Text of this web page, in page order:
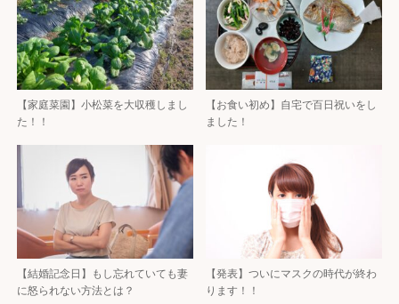
【家庭菜園】小松菜を大収穫しまし
た！！
【お食い初め】自宅で百日祝いをし
ました！
【結婚記念日】もし忘れていても妻
に怒られない方法とは？
【発表】ついにマスクの時代が終わ
ります！！